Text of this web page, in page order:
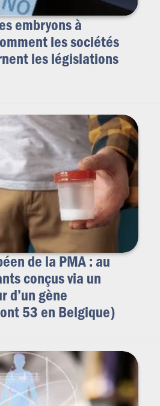
embryons à
les sociétés
les législations
de la PMA : au
conçus via un
d’un gène
53 en Belgique)